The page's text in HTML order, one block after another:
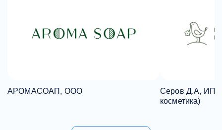
АРОМАСОАП, ООО
Серов Д.А, ИП
косметика)